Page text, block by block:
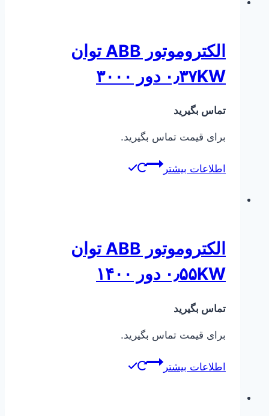
الکتروموتور ABB توان
۰٫۳۷KW دور ۳۰۰۰
تماس بگیرید
برای قیمت تماس بگیرید.
اطلاعات بیشتر
الکتروموتور ABB توان
۰٫۵۵KW دور ۱۴۰۰
تماس بگیرید
برای قیمت تماس بگیرید.
اطلاعات بیشتر